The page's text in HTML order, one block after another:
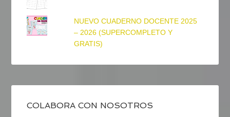
NUEVO CUADERNO DOCENTE 2025
– 2026 (SUPERCOMPLETO Y
GRATIS)
COLABORA CON NOSOTROS